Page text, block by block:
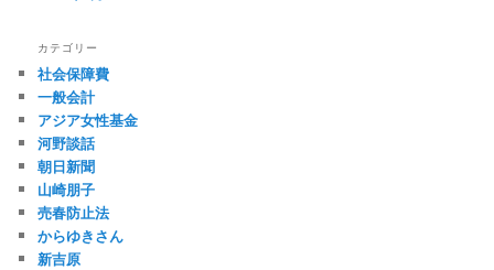
カテゴリー
社会保障費
一般会計
アジア女性基金
河野談話
朝日新聞
山崎朋子
売春防止法
からゆきさん
新吉原